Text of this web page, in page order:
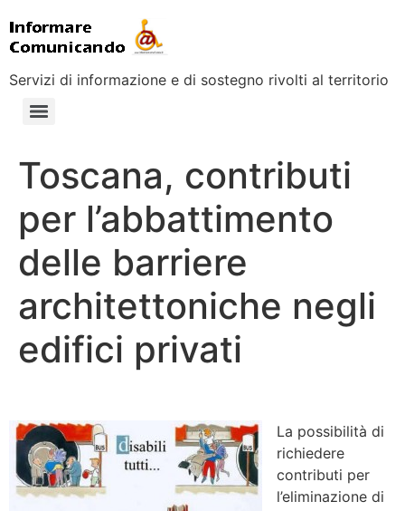
Servizi di informazione e di sostegno rivolti al territorio
Toscana, contributi
per l’abbattimento
delle barriere
architettoniche negli
edifici privati
La possibilità di
richiedere
contributi per
l’eliminazione di